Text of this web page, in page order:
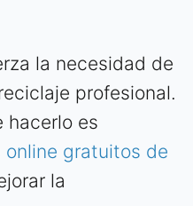
la necesidad de
profesional.
hacerlo es
online gratuitos de
la